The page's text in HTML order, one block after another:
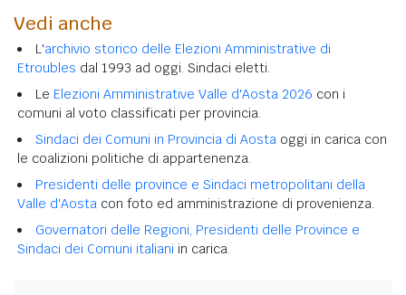
Vedi anche
L'archivio storico delle Elezioni Amministrative di
Etroubles dal 1993 ad oggi. Sindaci eletti.
Le Elezioni Amministrative Valle d'Aosta 2026 con i
comuni al voto classificati per provincia.
Sindaci dei Comuni in Provincia di Aosta oggi in carica con
le coalizioni politiche di appartenenza.
Presidenti delle province e Sindaci metropolitani della
Valle d'Aosta con foto ed amministrazione di provenienza.
Governatori delle Regioni, Presidenti delle Province e
Sindaci dei Comuni italiani in carica.